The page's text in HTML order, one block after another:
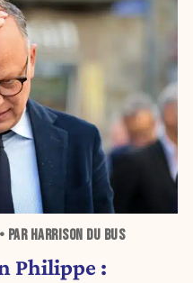
PAR HARRISON DU BUS
Philippe :